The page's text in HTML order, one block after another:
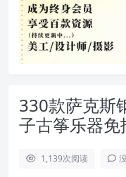
330款萨克斯
子古筝乐器
1,139次阅读